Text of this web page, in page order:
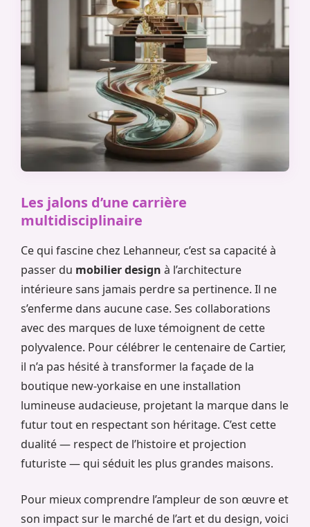
Les jalons d’une carrière
multidisciplinaire
Ce qui fascine chez Lehanneur, c’est sa capacité à
passer du mobilier design à l’architecture
intérieure sans jamais perdre sa pertinence. Il ne
s’enferme dans aucune case. Ses collaborations
avec des marques de luxe témoignent de cette
polyvalence. Pour célébrer le centenaire de Cartier,
il n’a pas hésité à transformer la façade de la
boutique new-yorkaise en une installation
lumineuse audacieuse, projetant la marque dans le
futur tout en respectant son héritage. C’est cette
dualité — respect de l’histoire et projection
futuriste — qui séduit les plus grandes maisons.
Pour mieux comprendre l’ampleur de son œuvre et
son impact sur le marché de l’art et du design, voici